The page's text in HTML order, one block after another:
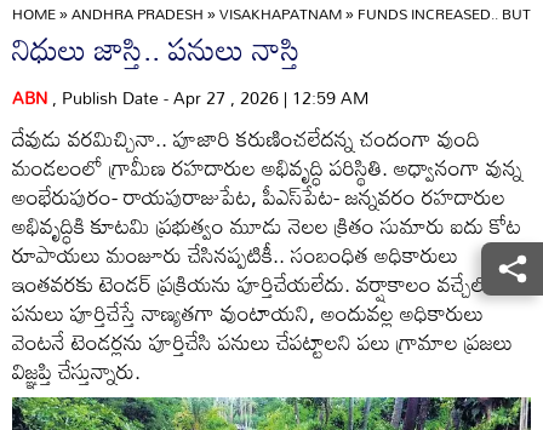
HOME»ANDHRA PRADESH»VISAKHAPATNAM»FUNDS INCREASED.. BUT
నిధులు జాస్తి.. పనులు నాస్తి
ABN, Publish Date - Apr 27 , 2026 | 12:59 AM
దేవుడు వరమిచ్చినా.. పూజారి కరుణించలేదన్న చందంగా వుంది
మండలంలో గ్రామీణ రహదారుల అభివృద్ధి పరిస్థితి. అధ్వానంగా వున్న
అంభేరుపురం- రాయపురాజుపేట, పీఎస్‌పేట- జన్నవరం రహదారుల
అభివృద్ధికి కూటమి ప్రభుత్వం మూడు నెలల క్రితం సుమారు ఐదు కోట
రూపాయలు మంజూరు చేసినప్పటికీ.. సంబంధిత అధికారులు
ఇంతవరకు టెండర్‌ ప్రక్రియను పూర్తిచేయలేదు. వర్షాకాలం వచ్చేలోగా
పనులు పూర్తిచేస్తే నాణ్యతగా వుంటాయని, అందువల్ల అధికారులు
వెంటనే టెండర్లను పూర్తిచేసి పనులు చేపట్టాలని పలు గ్రామాల ప్రజలు
విజ్ఞప్తి చేస్తున్నారు.